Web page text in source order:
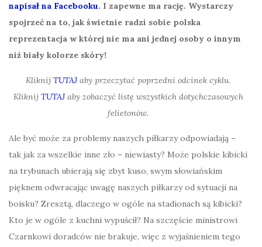
napisał na Facebooku. I zapewne ma rację. Wystarczy
spojrzeć na to, jak świetnie radzi sobie polska
reprezentacja w której nie ma ani jednej osoby o innym
niż biały kolorze skóry!
Kliknij TUTAJ aby przeczytać poprzedni odcinek cyklu.
Kliknij TUTAJaby zobaczyć listę wszystkich dotychczasowych
felietonów.
Ale być może za problemy naszych piłkarzy odpowiadają –
tak jak za wszelkie inne zło – niewiasty? Może polskie kibicki
na trybunach ubierają się zbyt kuso, swym słowiańskim
pięknem odwracając uwagę naszych piłkarzy od sytuacji na
boisku? Zresztą, dlaczego w ogóle na stadionach są kibicki?
Kto je w ogóle z kuchni wypuścił? Na szczęście ministrowi
Czarnkowi doradców nie brakuje, więc z wyjaśnieniem tego